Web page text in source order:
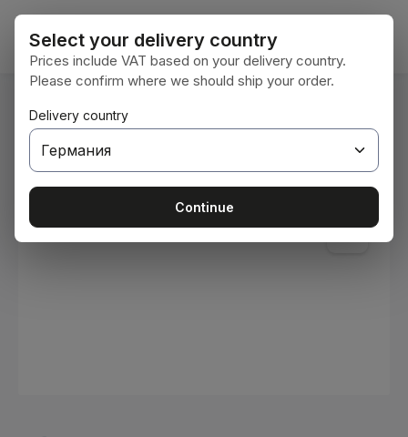
Преминете към основното съдържание
Вие сте тук: Начална страница
Бои и лакове
Пропуснете галерия с изображения
Select your delivery country
Prices include VAT based on your delivery country.
Please confirm where we should ship your order.
Delivery country
Continue